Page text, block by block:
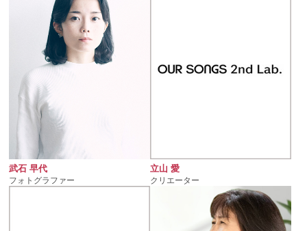
武石 早代
フォトグラファー
立山 愛
クリエーター